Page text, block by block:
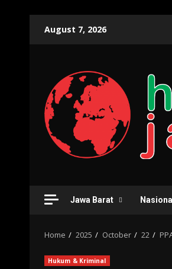
August 7, 2026
Jawa Barat Nasional
Home 2025 October 22
Hukum & Kriminal